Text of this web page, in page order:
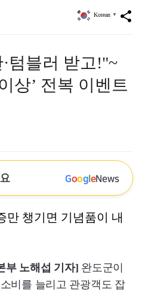
share
Korean ▼
텀블러 받고!"~
상’ 전복 이벤트
GoogleNews
만 챙기면 기념품이 내
부 노해섭 기자] 완도군이
비를 늘리고 관광객도 잡